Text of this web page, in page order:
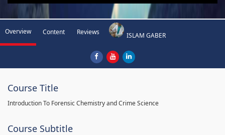
Overview Content Reviews ISLAM GABER
Course Title
Introduction To Forensic Chemistry and Crime Science
Course Subtitle